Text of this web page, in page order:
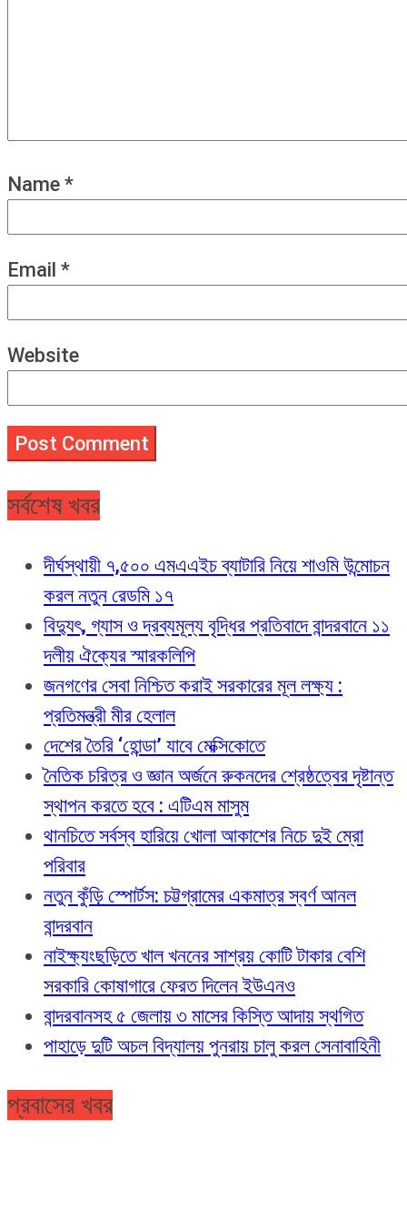
Name *
Email *
Website
সর্বশেষ খবর
দীর্ঘস্থায়ী ৭,৫০০ এমএএইচ ব্যাটারি নিয়ে শাওমি উন্মোচন
করল নতুন রেডমি ১৭
বিদ্যুৎ, গ্যাস ও দ্রব্যমূল্য বৃদ্ধির প্রতিবাদে বান্দরবানে ১১
দলীয় ঐক্যের স্মারকলিপি
জনগণের সেবা নিশ্চিত করাই সরকারের মূল লক্ষ্য :
প্রতিমন্ত্রী মীর হেলাল
দেশের তৈরি ‘হোন্ডা’ যাবে মেক্সিকোতে
নৈতিক চরিত্র ও জ্ঞান অর্জনে রুকনদের শ্রেষ্ঠত্বের দৃষ্টান্ত
স্থাপন করতে হবে : এটিএম মাসুম
থানচিতে সর্বস্ব হারিয়ে খোলা আকাশের নিচে দুই ম্রো
পরিবার
নতুন কুঁড়ি স্পোর্টস: চট্টগ্রামের একমাত্র স্বর্ণ আনল
বান্দরবান
নাইক্ষ্যংছড়িতে খাল খননের সাশ্রয় কোটি টাকার বেশি
সরকারি কোষাগারে ফেরত দিলেন ইউএনও
বান্দরবানসহ ৫ জেলায় ৩ মাসের কিস্তি আদায় স্থগিত
পাহাড়ে দুটি অচল বিদ্যালয় পুনরায় চালু করল সেনাবাহিনী
প্রবাসের খবর